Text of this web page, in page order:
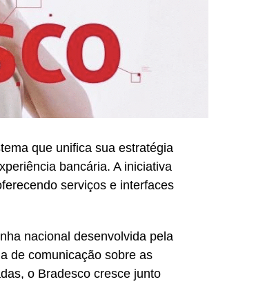
que unifica sua estratégia
bancária. A iniciativa
serviços e interfaces
nacional desenvolvida pela
de comunicação sobre as
o Bradesco cresce junto